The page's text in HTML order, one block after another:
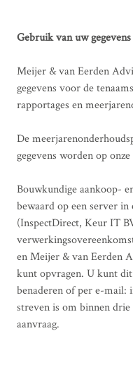
Gebruik van uw gegevens
Meijer & van Eerden
gegevens voor de
rapportages en
De
gegevens worden op
Bouwkundige aankoop-
bewaard op een server
(InspectDirect, Keur IT
en Meijer & van Eerden
kunt opvragen. U kunt
benaderen of per e-mail:
streven is om binnen
aanvraag.